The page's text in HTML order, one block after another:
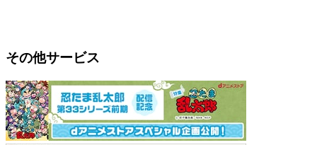
その他サービス